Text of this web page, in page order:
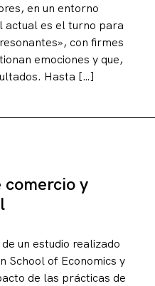
en un entorno
actual es el turno para
con firmes
emociones y que,
Hasta […]
y
un estudio realizado
School of Economics y
de las prácticas de